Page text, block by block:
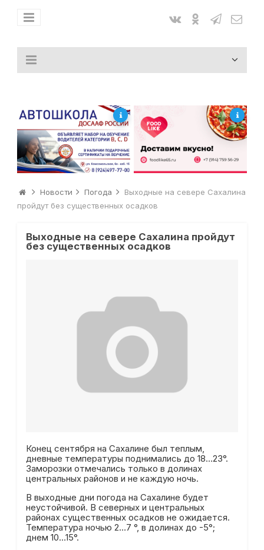
Новости Погода
Выходные на севере Сахалина
пройдут без существенных осадков
Выходные на севере Сахалина пройдут
без существенных осадков
Конец сентября на Сахалине был теплым,
дневные температуры поднимались до 18…23°.
Заморозки отмечались только в долинах
центральных районов и не каждую ночь.
В выходные дни погода на Сахалине будет
неустойчивой. В северных и центральных
районах существенных осадков не ожидается.
Температура ночью 2…7 °, в долинах до -5°;
днем 10…15°.